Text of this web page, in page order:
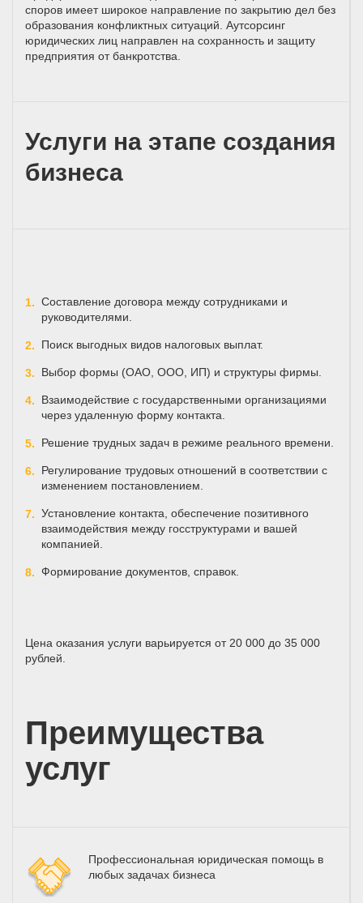
споров имеет широкое направление по закрытию дел без
образования конфликтных ситуаций. Аутсорсинг
юридических лиц направлен на сохранность и защиту
предприятия от банкротства.
Услуги на этапе создания
бизнеса
Составление договора между сотрудниками и
руководителями.
Поиск выгодных видов налоговых выплат.
Выбор формы (ОАО, ООО, ИП) и структуры фирмы.
Взаимодействие с государственными организациями
через удаленную форму контакта.
Решение трудных задач в режиме реального времени.
Регулирование трудовых отношений в соответствии с
изменением постановлением.
Установление контакта, обеспечение позитивного
взаимодействия между госструктурами и вашей
компанией.
Формирование документов, справок.
Цена оказания услуги варьируется от 20 000 до 35 000
рублей.
Преимущества
услуг
Профессиональная юридическая помощь в
любых задачах бизнеса